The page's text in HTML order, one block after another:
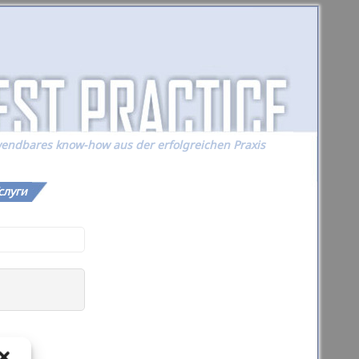
know-how aus der erfolgreichen Praxis